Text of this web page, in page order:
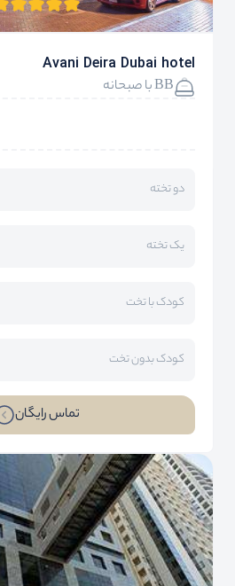
Avani Deira Dubai hotel
BB با صبحانه
دو تخته
یک تخته
کودک با تخت
کودک بدون تخت
تماس رایگان